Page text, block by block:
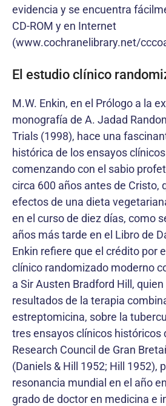
evidencia y se encuentra
CD-ROM y en Internet
(www.cochranelibrary.net/
El estudio clínico
M.W. Enkin, en el Prólogo a la
monografía de A. Jadad
Trials (1998), hace una
histórica de los ensayos
comenzando con el sabio
circa 600 años antes de Cristo,
efectos de una dieta
en el curso de diez días, como
años más tarde en el Libro de
Enkin refiere que el crédito por
clínico randomizado moderno
a Sir Austen Bradford Hill,
resultados de la terapia
estreptomicina, sobre la
tres ensayos clínicos históricos
Research Council de Gran
(Daniels & Hill 1952; Hill 1952),
resonancia mundial en el año
grado de doctor en medicina e